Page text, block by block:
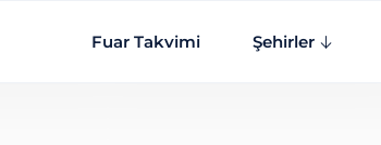
Fuar Takvimi
Şehirler